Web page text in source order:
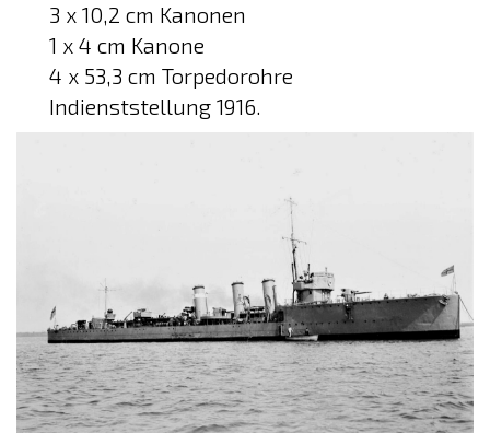
3 x 10,2 cm Kanonen
1 x 4 cm Kanone
4 x 53,3 cm Torpedorohre
Indienststellung 1916.